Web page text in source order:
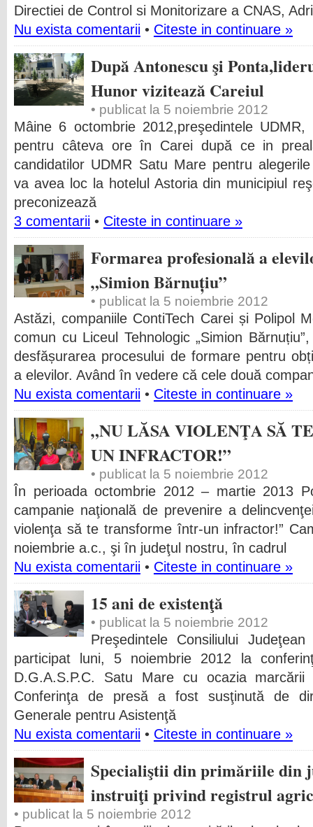
Directiei de Control si Monitorizare a CNAS,
Nu exista comentarii • Citeste in continuare »
După Antonescu şi
Hunor vizitează Careiul
• publicat la 5 noiembrie 2012
Mâine 6 octombrie 2012,preşedintele
pentru câteva ore în Carei după ce in
candidatilor UDMR Satu Mare pentru
va avea loc la hotelul Astoria din municipiul
preconizează
3 comentarii • Citeste in continuare »
Formarea profesională a
„Simion Bărnuțiu”
• publicat la 5 noiembrie 2012
Astăzi, companiile ContiTech Carei și Polipol
comun cu Liceul Tehnologic „Simion
desfășurarea procesului de formare pentru
a elevilor. Având în vedere că cele două
Nu exista comentarii • Citeste in continuare »
„NU LĂSA VIOLENŢA SĂ
UN INFRACTOR!”
• publicat la 5 noiembrie 2012
În perioada octombrie 2012 – martie 2013
campanie naţională de prevenire a
violenţa să te transforme într-un infractor!”
noiembrie a.c., şi în judeţul nostru, în cadrul
Nu exista comentarii • Citeste in continuare »
15 ani de existenţă
• publicat la 5 noiembrie 2012
Preşedintele Consiliului
participat luni, 5 noiembrie 2012 la
D.G.A.S.P.C. Satu Mare cu ocazia
Conferinţa de presă a fost susţinută de
Generale pentru Asistenţă
Nu exista comentarii • Citeste in continuare »
Specialiştii din primăriile din
instruiţi privind registrul
• publicat la 5 noiembrie 2012